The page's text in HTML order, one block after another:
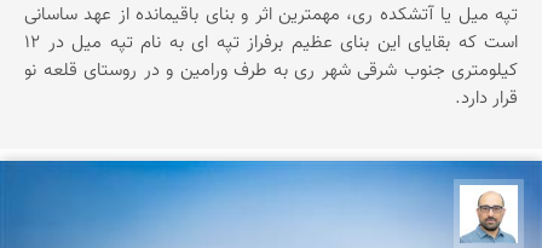
تپه ميل يا آتشكده ری، مهمترين اثر و بنای باقيمانده از عهد ساسانی
است كه بقايای اين بنای عظيم برفراز تپه ای به نام تپه ميل در 12
كيلومتری جنوب شرقی شهر ری به طرف ورامين و در روستای قلعه نو
قرار دارد.